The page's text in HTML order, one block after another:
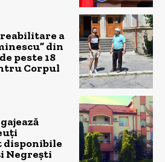
a
din
peste 18
Corpul
disponibile
Negrești